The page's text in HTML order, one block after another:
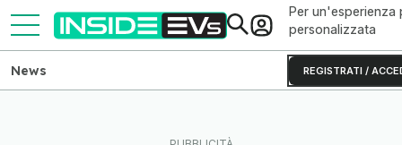
Per un'esperienza
personalizzata
REGISTRATI /
News